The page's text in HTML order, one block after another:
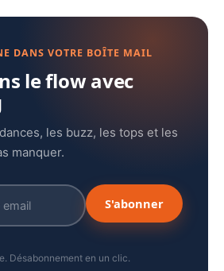
DANS VOTRE BOÎTE MAIL
le flow avec
les buzz, les tops et les
manquer.
S'abonner
Désabonnement en un clic.